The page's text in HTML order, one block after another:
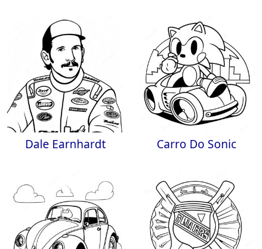
Dale Earnhardt Carro Do Sonic